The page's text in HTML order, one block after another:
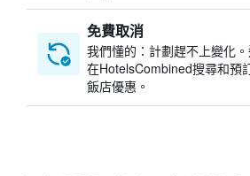
免費取消
我們懂的：計劃趕不上變化
在HotelsCombined搜尋和預
飯店優惠。